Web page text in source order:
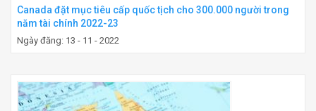
Canada đặt mục tiêu cấp quốc tịch cho 300.000 người trong
năm tài chính 2022-23
Ngày đăng: 13 - 11 - 2022